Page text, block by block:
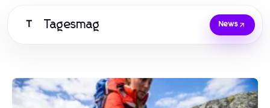
T Tagesmag News